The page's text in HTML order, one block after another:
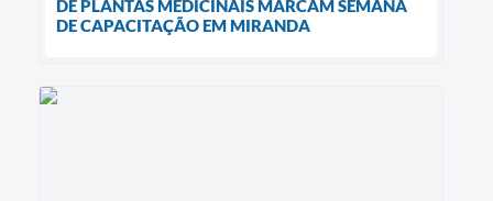
DE PLANTAS MEDICINAIS MARCAM SEMANA
DE CAPACITAÇÃO EM MIRANDA